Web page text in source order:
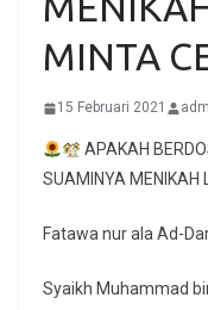
MINTA
15 Februari 2021
APAKAH
SUAMINYA MENIKAH
Fatawa nur ala Ad-
Syaikh Muhammad